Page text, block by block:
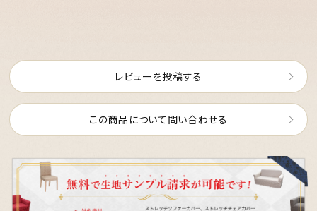
レビューを投稿する
この商品について問い合わせる